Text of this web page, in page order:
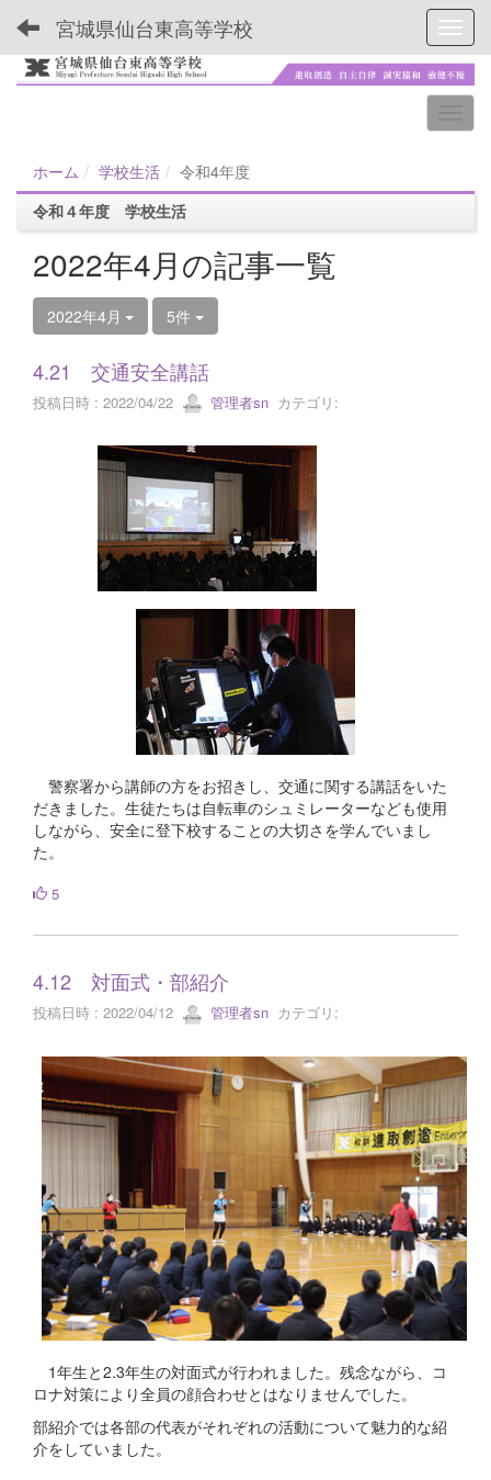
宮城県仙台東高等学校
ホーム 学校生活
令和4年度
令和４年度 学校生活
2022年4月の記事一覧
2022年4月 5件
4.21 交通安全講話
投稿日時 : 2022/04/22 管理者sn カテゴリ:
警察署から講師の方をお招きし、交通に関する講話をいた
だきました。生徒たちは自転車のシュミレーターなども使用
しながら、安全に登下校することの大切さを学んでいまし
た。
5
4.12 対面式・部紹介
投稿日時 : 2022/04/12 管理者sn カテゴリ:
1年生と2.3年生の対面式が行われました。残念ながら、コ
ロナ対策により全員の顔合わせとはなりませんでした。
部紹介では各部の代表がそれぞれの活動について魅力的な紹
介をしていました。